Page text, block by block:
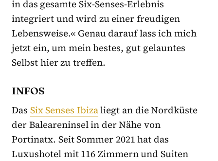
in das gesamte Six-Senses-Erlebnis
integriert und wird zu einer freudigen
Lebensweise.« Genau darauf lass ich mich
jetzt ein, um mein bestes, gut gelauntes
Selbst hier zu treffen.
INFOS
Das Six Senses Ibizaliegt an die Nordküste
der Baleareninsel in der Nähe von
Portinatx. Seit Sommer 2021 hat das
Luxushotel mit 116 Zimmern und Suiten